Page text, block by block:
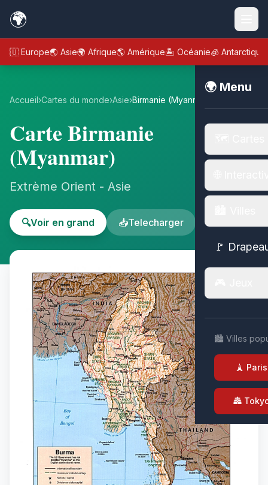
🌍
🇪🇺 Europe🌏 Asie🌍 Afrique🌎 Amérique🏝️ Océanie🧊 Antarctique
🌍 Menu
🚩
🏙️ Villes
🗼 Paris
🏯
Accueil›Cartes du monde›Asie›Birmanie (Myanmar)
Carte Birmanie
(Myanmar)
Extrème Orient - Asie
🔍Voir en grand 📥Telecharger